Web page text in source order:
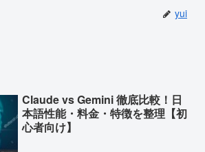
yui
Claude vs Gemini 徹底比較！日
本語性能・料金・特徴を整理【初
心者向け】